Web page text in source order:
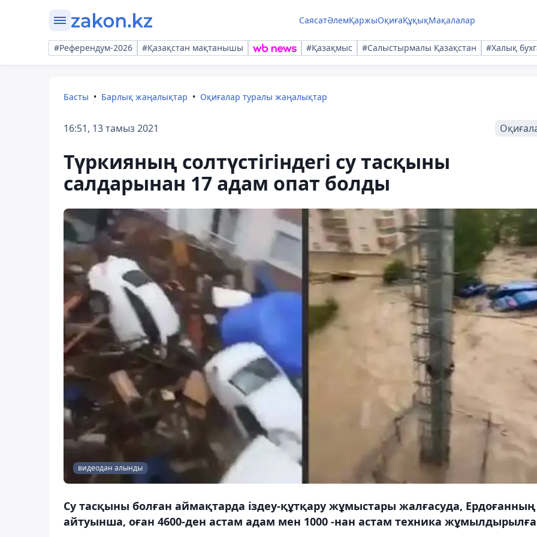
СаясатӘлемҚаржыОқиғаҚұқықМақалалар
#Референдум-2026 #Қазақстан мақтанышы #Қазақмыс #Салыстырмалы Қазақстан #Халық
Басты Барлық жаңалықтар Оқиғалар туралы жаңалықтар
16:51, 13 тамыз 2021
Түркияның солтүстігіндегі су тасқыны
салдарынан 17 адам опат болды
видеодан алынды
Су тасқыны болған аймақтарда іздеу-құтқару жұмыстары жалғасуда, Ердоғанның
айтуынша, оған 4600-ден астам адам мен 1000 -нан астам техника